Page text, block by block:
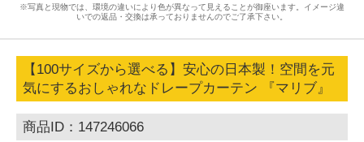
※写真と現物では、環境の違いにより色が異なって見えることが御座います。イメージ違
いでの返品・交換は承っておりませんのでご了承下さい。
【100サイズから選べる】安心の日本製！空間を元
気にするおしゃれなドレープカーテン 『マリブ』
商品ID：147246066